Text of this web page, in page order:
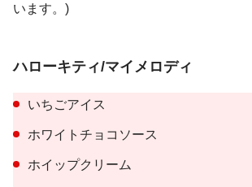
います。)
ハローキティ/マイメロディ
いちごアイス
ホワイトチョコソース
ホイップクリーム